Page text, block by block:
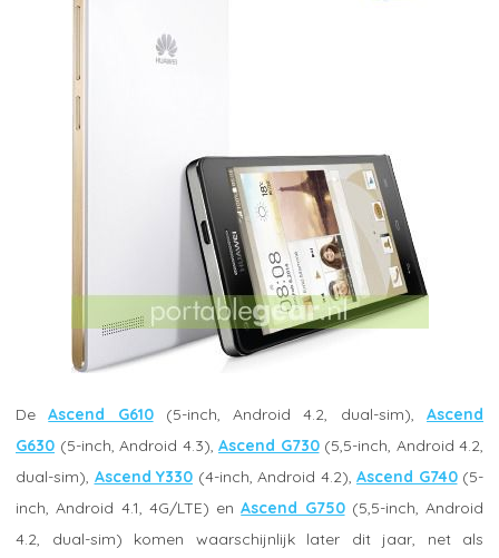
DeAscend G610(5-inch, Android 4.2, dual-sim),Ascend
G630 (5-inch, Android 4.3), Ascend G730(5,5-inch, Android 4.2,
dual-sim), Ascend Y330 (4-inch, Android 4.2), Ascend G740(5-
inch, Android 4.1, 4G/LTE) enAscend G750(5,5-inch, Android
4.2, dual-sim) komen waarschijnlijk later dit jaar, net als